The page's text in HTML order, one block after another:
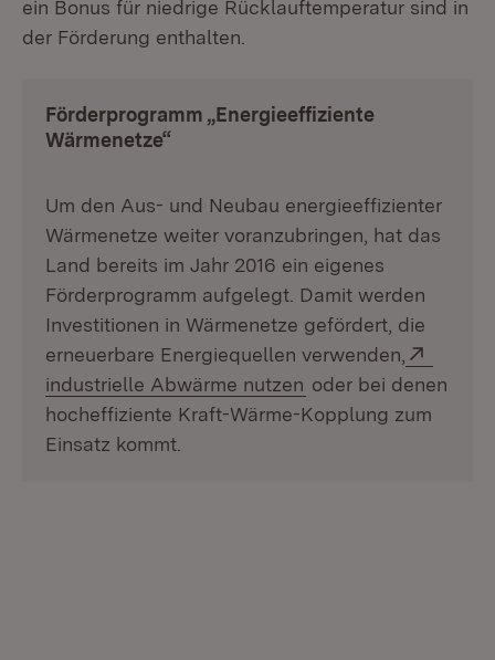
ein Bonus für niedrige Rücklauftemperatur sind in
der Förderung enthalten.
Förderprogramm „Energieeffiziente
Wärmenetze“
Um den Aus- und Neubau energieeffizienter
Wärmenetze weiter voranzubringen, hat das
Land bereits im Jahr 2016 ein eigenes
Förderprogramm aufgelegt. Damit werden
Investitionen in Wärmenetze gefördert, die
erneuerbare Energiequellen verwenden,
industrielle Abwärme nutzen (Öffnet in neuem
oder bei denen
hocheffiziente Kraft-Wärme-Kopplung zum
Einsatz kommt.